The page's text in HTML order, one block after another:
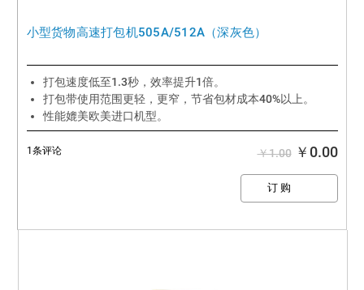
小型货物高速打包机505A/512A（深灰色）
打包速度低至1.3秒，效率提升1倍。
打包带使用范围更轻，更窄，节省包材成本40%以上。
性能媲美欧美进口机型。
￥1.00￥0.00
1条评论